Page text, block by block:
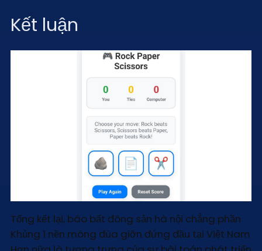
Kết luận
Tổng kết lại, báo bất đông sản hà nội chẳng phần
Khủng 1 nền móng đùa giỡn đứng đầu tại Việt Nam